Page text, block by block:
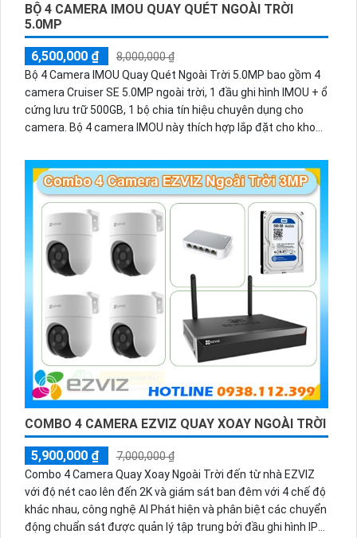
BỘ 4 CAMERA IMOU QUAY QUÉT NGOÀI TRỜI
5.0MP
6,500,000 ₫
8,000,000 ₫
Bộ 4 Camera IMOU Quay Quét Ngoài Trời 5.0MP bao gồm 4
camera Cruiser SE 5.0MP ngoài trời, 1 đầu ghi hình IMOU + ổ
cứng lưu trữ 500GB, 1 bộ chia tín hiệu chuyên dụng cho
camera. Bộ 4 camera IMOU này thích hợp lắp đặt cho kho
trời.
COMBO 4 CAMERA EZVIZ QUAY XOAY NGOÀI TRỜI
5,900,000 ₫
7,000,000 ₫
Combo 4 Camera Quay Xoay Ngoài Trời đến từ nhà EZVIZ
với độ nét cao lên đến 2K và giám sát ban đêm với 4 chế độ
khác nhau, công nghệ AI Phát hiện và phân biệt các chuyển
động chuẩn sát được quản lý tập trung bởi đầu ghi hình IP